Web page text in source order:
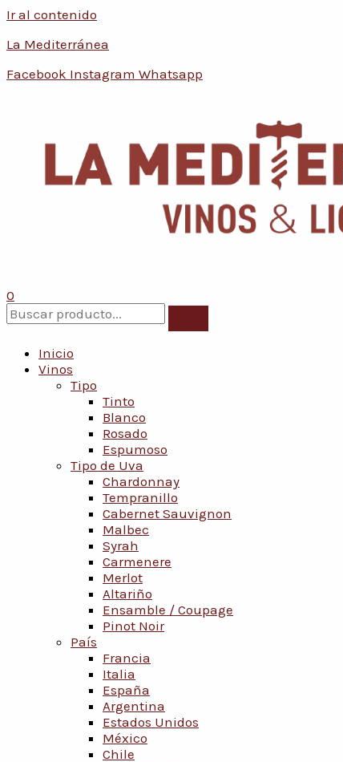
Ir al contenido
La Mediterránea
Facebook Instagram Whatsapp
0
Inicio
Vinos
Tipo
Tinto
Blanco
Rosado
Espumoso
Tipo de Uva
Chardonnay
Tempranillo
Cabernet Sauvignon
Malbec
Syrah
Carmenere
Merlot
Altariño
Ensamble / Coupage
Pinot Noir
País
Francia
Italia
España
Argentina
Estados Unidos
México
Chile